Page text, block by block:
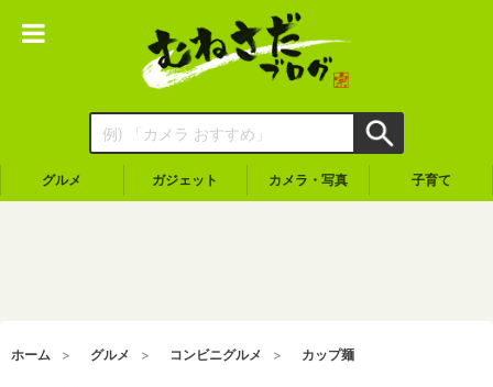
グルメ ガジェット カメラ・写真 子育て
ホーム グルメ コンビニグルメ カップ麺